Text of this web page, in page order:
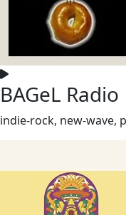
BAGeL Radio
indie-rock, new-wave,